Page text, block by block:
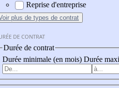
Reprise d'entreprise
plus de types de contrat
DE CONTRAT
Durée de contrat
Durée minimale (en mois) Durée